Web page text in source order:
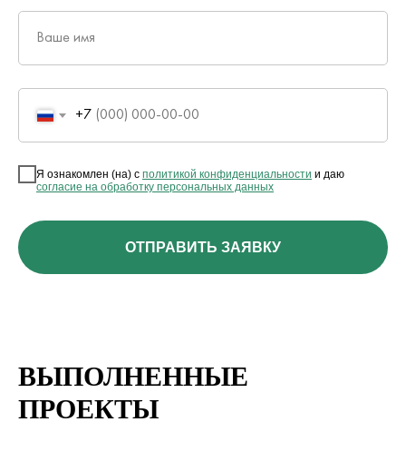
Ваше имя
+7
Я ознакомлен (на) с политикой конфиденциальности и даю
согласие на обработку персональных данных
ОТПРАВИТЬ ЗАЯВКУ
ВЫПОЛНЕННЫЕ
ПРОЕКТЫ